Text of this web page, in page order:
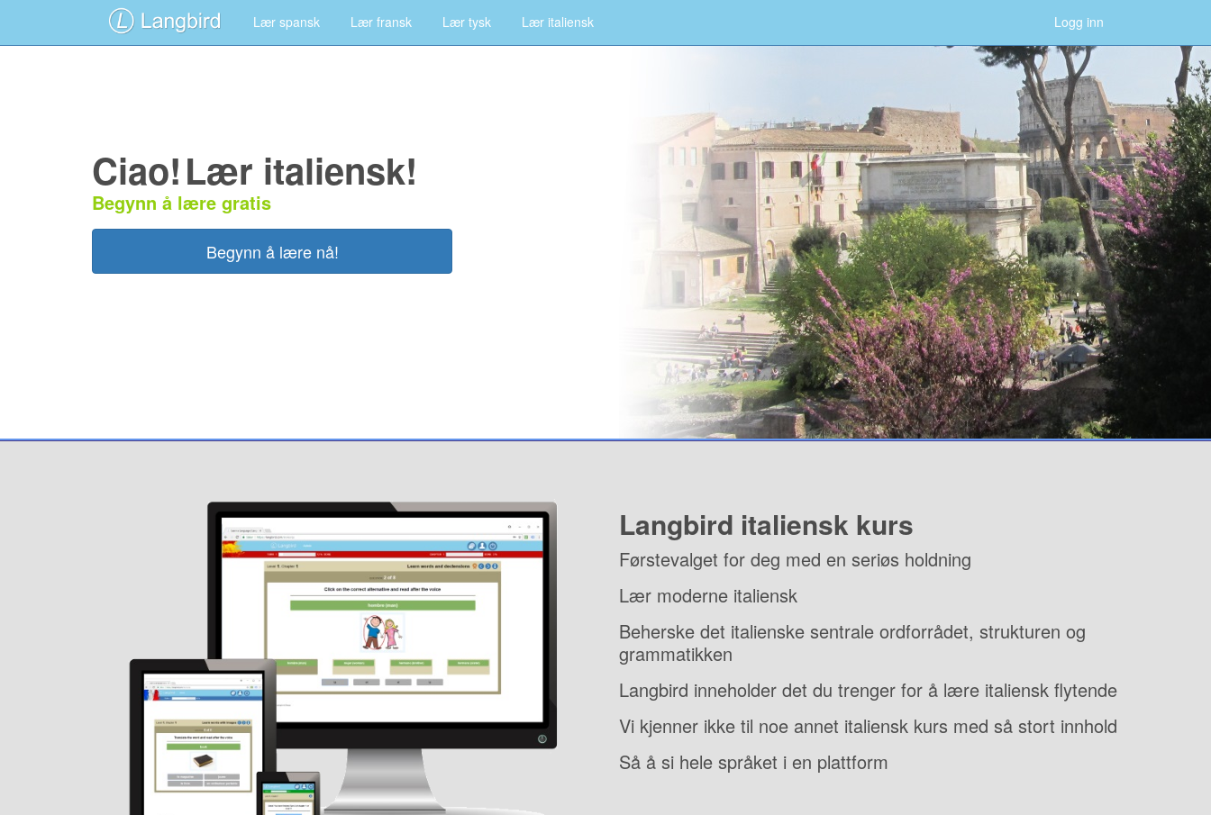
Lær spansk Lær fransk Lær tysk Lær italiensk Logg inn
Ciao!Lær italiensk!
Begynn å lære gratis
Langbird italiensk kurs
Førstevalget for deg med en seriøs holdning
Lær moderne italiensk
Beherske det italienske sentrale ordforrådet, strukturen og
grammatikken
Langbird inneholder det du trenger for å lære italiensk flytende
Vi kjenner ikke til noe annet italiensk kurs med så stort innhold
Så å si hele språket i en plattform